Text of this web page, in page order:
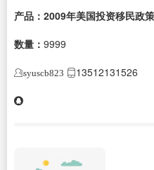
产品：2009年美国投资移民政策
数量： 9999
syuscb823 13512131526